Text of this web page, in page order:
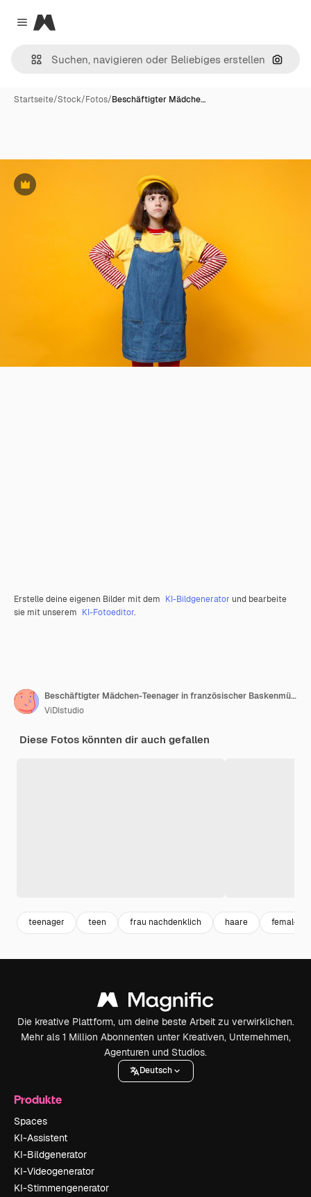
Close menu
Magnific
Nach
Startseite/Stock/Fotos/Beschäftigter Mädche…
Premium
Erstelle deine eigenen Bilder mit dem KI-Bildgenerator und bearbeite
sie mit unserem KI-Fotoeditor.
Beschäftigter Mädchen-Teenager in französischer Baskenmütze, Denim-Sommerkleid, das mit in die Hüfte gestemmten Armen steht, isoliert auf gelbem Hintergrund im Studio. Menschen aufrichtige Emotionen, Lifestyle-Konzept. Mock-up-Kopienbereich.
ViDIstudio
Diese Fotos könnten dir auch gefallen
teenager teen frau nachdenklich haare female
Die kreative Plattform, um deine beste Arbeit zu verwirklichen.
Mehr als 1 Million Abonnenten unter Kreativen, Unternehmen,
Agenturen und Studios.
Deutsch
Produkte
Spaces
KI-Assistent
KI-Bildgenerator
KI-Videogenerator
KI-Stimmengenerator